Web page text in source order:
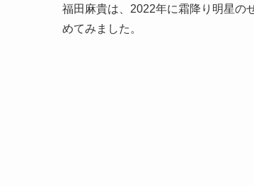
福田麻貴は、2022年に霜降り明星の
めてみました。